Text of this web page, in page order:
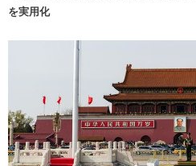
を実用化